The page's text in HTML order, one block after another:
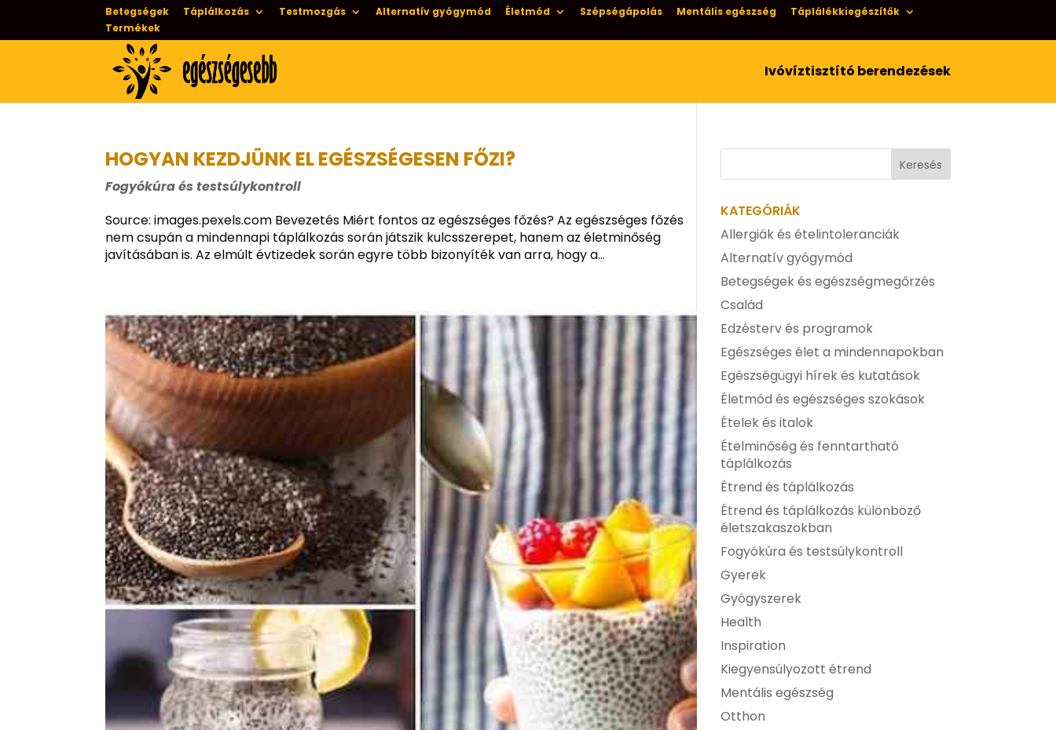
Betegségek Táplálkozás Testmozgás Alternatív gyógymód Életmód Szépségápolás Mentális egészség
Táplálékkiegészítők
Termékek
Ivóvíztisztító berendezések
HOGYAN KEZDJÜNK EL EGÉSZSÉGESEN FŐZI?
Fogyókúra és testsúlykontroll
Source: images.pexels.com Bevezetés Miért fontos az egészséges főzés? Az egészséges főzés
nem csupán a mindennapi táplálkozás során játszik kulcsszerepet, hanem az életminőség
javításában is. Az elmúlt évtizedek során egyre több bizonyíték van arra, hogy a...
KATEGÓRIÁK
Allergiák és ételintoleranciák
Alternatív gyógymód
Betegségek és egészségmegőrzés
Család
Edzésterv és programok
Egészséges élet a mindennapokban
Egészségügyi hírek és kutatások
Életmód és egészséges szokások
Ételek és italok
Ételminőség és fenntartható
táplálkozás
Étrend és táplálkozás
Étrend és táplálkozás különböző
életszakaszokban
Fogyókúra és testsúlykontroll
Gyerek
Gyógyszerek
Health
Inspiration
Kiegyensúlyozott étrend
Mentális egészség
Otthon